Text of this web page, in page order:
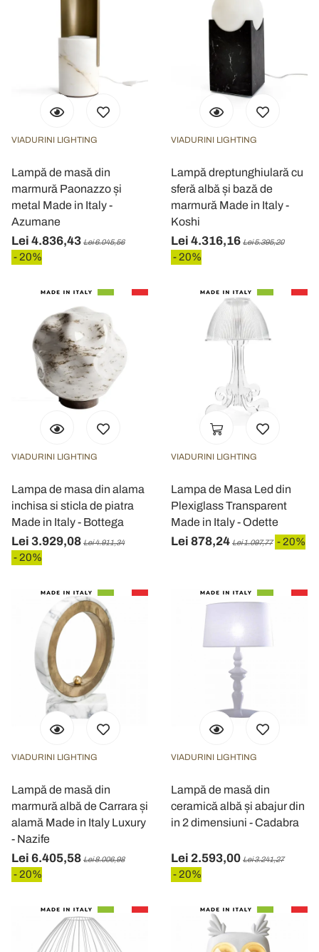
VIADURINI LIGHTING
Lampă de masă din
marmură Paonazzo și
metal Made in Italy -
Azumane
Lei 4.836,43 Lei 6.045,56
- 20%
VIADURINI LIGHTING
Lampă dreptunghiulară cu
sferă albă și bază de
marmură Made in Italy -
Koshi
Lei 4.316,16 Lei 5.395,20
- 20%
VIADURINI LIGHTING
Lampa de masa din alama
inchisa si sticla de piatra
Made in Italy - Bottega
Lei 3.929,08 Lei 4.911,34
- 20%
VIADURINI LIGHTING
Lampa de Masa Led din
Plexiglass Transparent
Made in Italy - Odette
Lei 878,24 Lei 1.097,77 - 20%
VIADURINI LIGHTING
Lampă de masă din
marmură albă de Carrara și
alamă Made in Italy Luxury
- Nazife
Lei 6.405,58 Lei 8.006,98
- 20%
VIADURINI LIGHTING
Lampă de masă din
ceramică albă și abajur din
in 2 dimensiuni - Cadabra
Lei 2.593,00 Lei 3.241,27
- 20%